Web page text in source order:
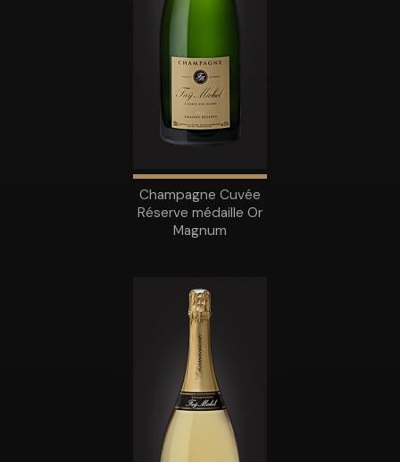
Champagne Cuvée
Réserve médaille Or
Magnum